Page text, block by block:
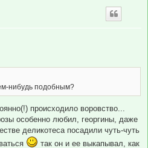
нибудь подобным?
происходило воровство...
особенно любил, георгины, даже
деликотеса посадили чуть-чуть
так он и ее выкапывал, как